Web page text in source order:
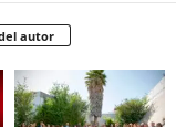
autor